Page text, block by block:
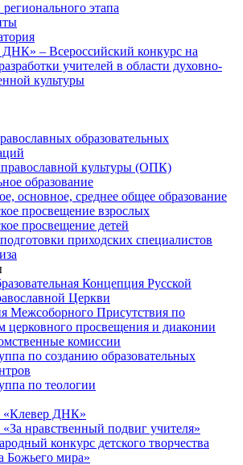
этапа
ДНК» – Всероссийский конкурс на
учителей в области духовно-
культуры
образовательных
культуры (ОПК)
образование
основное, среднее общее образование
просвещение взрослых
просвещение детей
приходских специалистов
Концепция Русской
Церкви
Межсоборного Присутствия по
церковного просвещения и диаконии
комиссии
по созданию образовательных
по теологии
«Клевер ДНК»
нравственный подвиг учителя»
конкурс детского творчества
Божьего мира»